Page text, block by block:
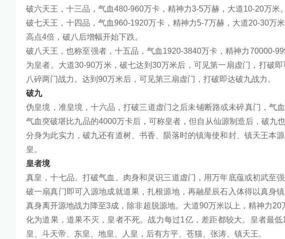
破六天王，十三品，气血480-960万卡，精神力3-5万赫，大道10-20万米。
破七天王，十四品，气血960-1920万卡，精神力5-7万赫，大道20-30万
高点4倍，破八后增幅开始下跌。
破八天王，也称至强者，十五品，气血1920-3840万卡，精神力70000-
为皇者。大道30-90万米，破七达到30万米后，可见第一扇虚门，打破
八碎两门战力。达到90万米后，可见第三扇虚门，打破即达破九战力。
破九
伪皇境，准皇境，十六品，打破三道虚门之后未铺断路或未碎真门，气
气血突破堪比九品的4000万卡后，可称皇者，但自从仙源制造后，破九
分身为此实力，破九还有道树、书香、陨落时的镇海使和封、镇天王本
皇。
皇者境
真皇，十七品。打破气血、肉身和灵识三道虚门，用万年底蕴或初武至
破一扇真门即可入源地成就道果，扎根源地，再融星辰石入体得以真身
真身离开源地战力降至3成，除非超脱源地。大道90万米以上，精神力
化为道果，道果不灭，皇者不死。战力每过1亿，差距都较大。皇者最
皇、斗天帝、东皇、地皇、人皇，后有方平、苍猫、张涛、镇天王。